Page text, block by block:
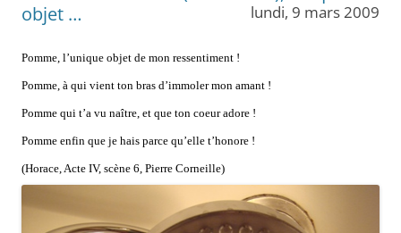
objet …
lundi, 9 mars 2009
Pomme, l’unique objet de mon ressentiment !
Pomme, à qui vient ton bras d’immoler mon amant !
Pomme qui t’a vu naître, et que ton coeur adore !
Pomme enfin que je hais parce qu’elle t’honore !
(Horace, Acte IV, scène 6, Pierre Corneille)